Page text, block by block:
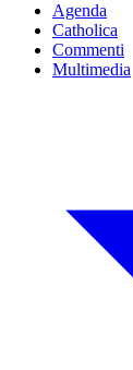
Agenda
Catholica
Commenti
Multimedia